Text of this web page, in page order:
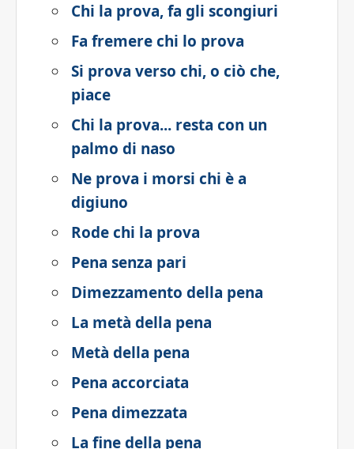
Chi la prova, fa gli scongiuri
Fa fremere chi lo prova
Si prova verso chi, o ciò che,
piace
Chi la prova... resta con un
palmo di naso
Ne prova i morsi chi è a
digiuno
Rode chi la prova
Pena senza pari
Dimezzamento della pena
La metà della pena
Metà della pena
Pena accorciata
Pena dimezzata
La fine della pena